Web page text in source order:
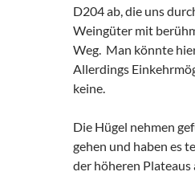
D204 ab, die uns
Weingüter mit
Weg. Man könnte
Allerdings
keine.
Die Hügel nehmen
gehen und haben es
der höheren Plateaus